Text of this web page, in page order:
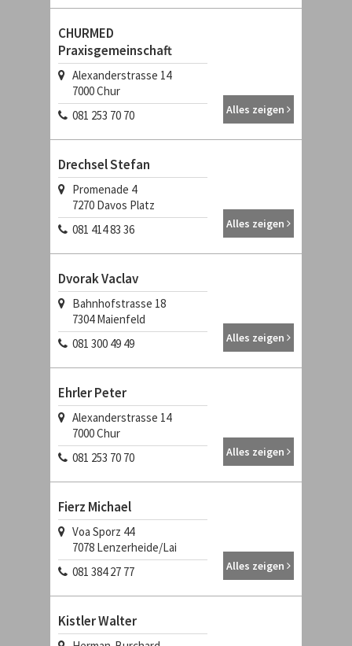
CHURMED
Praxisgemeinschaft
Alexanderstrasse 14
7000Chur
081 253 70 70
Alles zeigen
Drechsel Stefan
Promenade 4
7270 Davos Platz
081 414 83 36
Alles zeigen
Dvorak Vaclav
Bahnhofstrasse 18
7304 Maienfeld
081 300 49 49
Alles zeigen
Ehrler Peter
Alexanderstrasse 14
7000Chur
081 253 70 70
Alles zeigen
Fierz Michael
Voa Sporz 44
7078 Lenzerheide/Lai
081 384 27 77
Alles zeigen
Kistler Walter